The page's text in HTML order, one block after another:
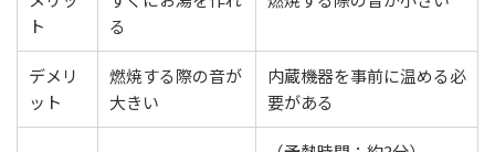
ト
る
デメリ
ット
​燃焼する際の音が
大きい
​内蔵機器を事前に温める必
要がある